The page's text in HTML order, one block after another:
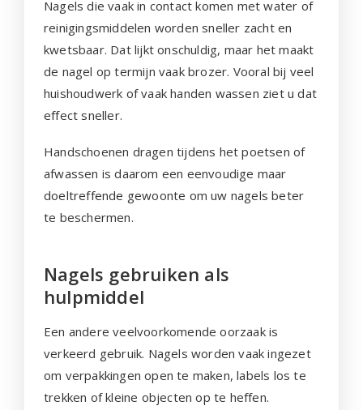
Nagels die vaak in contact komen met water of
reinigingsmiddelen worden sneller zacht en
kwetsbaar. Dat lijkt onschuldig, maar het maakt
de nagel op termijn vaak brozer. Vooral bij veel
huishoudwerk of vaak handen wassen ziet u dat
effect sneller.
Handschoenen dragen tijdens het poetsen of
afwassen is daarom een eenvoudige maar
doeltreffende gewoonte om uw nagels beter
te beschermen.
Nagels gebruiken als
hulpmiddel
Een andere veelvoorkomende oorzaak is
verkeerd gebruik. Nagels worden vaak ingezet
om verpakkingen open te maken, labels los te
trekken of kleine objecten op te heffen.